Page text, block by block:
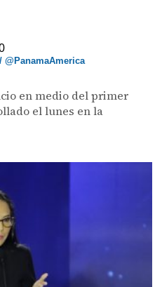
@PanamaAmerica
en medio del primer
el lunes en la